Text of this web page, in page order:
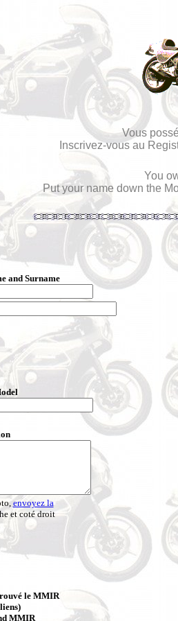
Vous
Inscrivez-vous au
You
Put your name down the
and Surname
envoyez la
et coté droit
le MMIR
MMIR